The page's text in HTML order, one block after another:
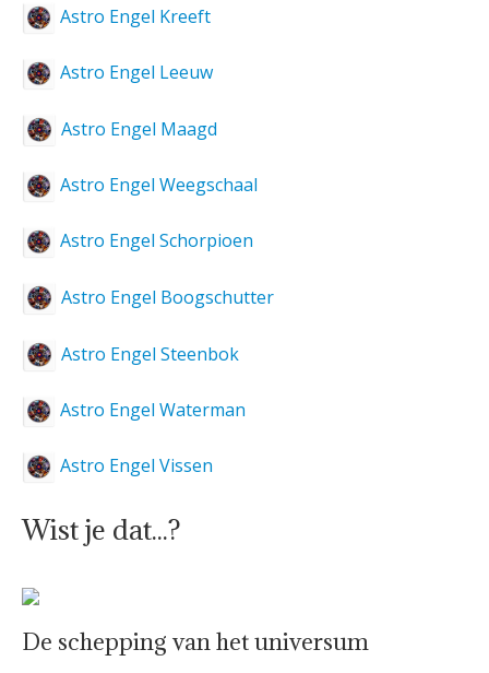
Astro Engel Kreeft
Astro Engel Leeuw
Astro Engel Maagd
Astro Engel Weegschaal
Astro Engel Schorpioen
Astro Engel Boogschutter
Astro Engel Steenbok
Astro Engel Waterman
Astro Engel Vissen
Wist je dat...?
De schepping van het universum